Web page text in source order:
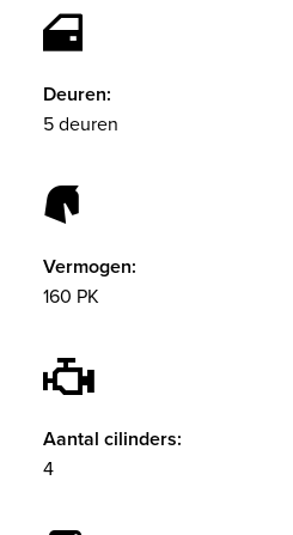
Deuren:
5 deuren
Vermogen:
160 PK
Aantal cilinders:
4